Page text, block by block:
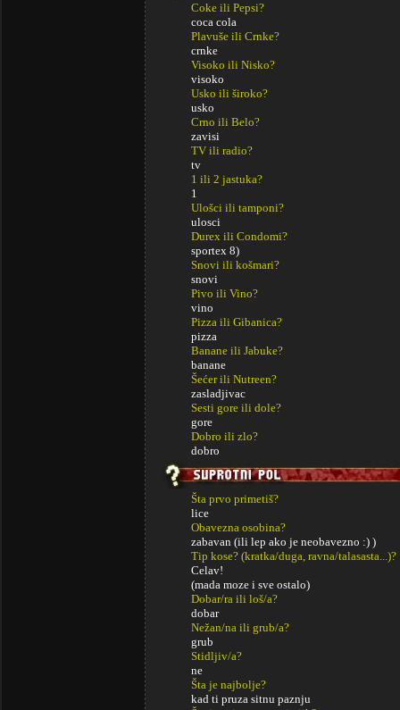
Coke ili Pepsi?
coca cola
Plavuše ili Crnke?
crnke
Visoko ili Nisko?
visoko
Usko ili široko?
usko
Crno ili Belo?
zavisi
TV ili radio?
tv
1 ili 2 jastuka?
1
Ulošci ili tamponi?
ulosci
Durex ili Condomi?
sportex 8)
Snovi ili košmari?
snovi
Pivo ili Vino?
vino
Pizza ili Gibanica?
pizza
Banane ili Jabuke?
banane
Šećer ili Nutreen?
zasladjivac
Sesti gore ili dole?
gore
Dobro ili zlo?
dobro
Šta prvo primetiš?
lice
Obavezna osobina?
zabavan (ili lep ako je neobavezno :) )
Tip kose? (kratka/duga, ravna/talasasta...)?
Celav!
(mada moze i sve ostalo)
Dobar/ra ili loš/a?
dobar
Nežan/na ili grub/a?
grub
Stidljiv/a?
ne
Šta je najbolje?
kad ti pruza sitnu paznju